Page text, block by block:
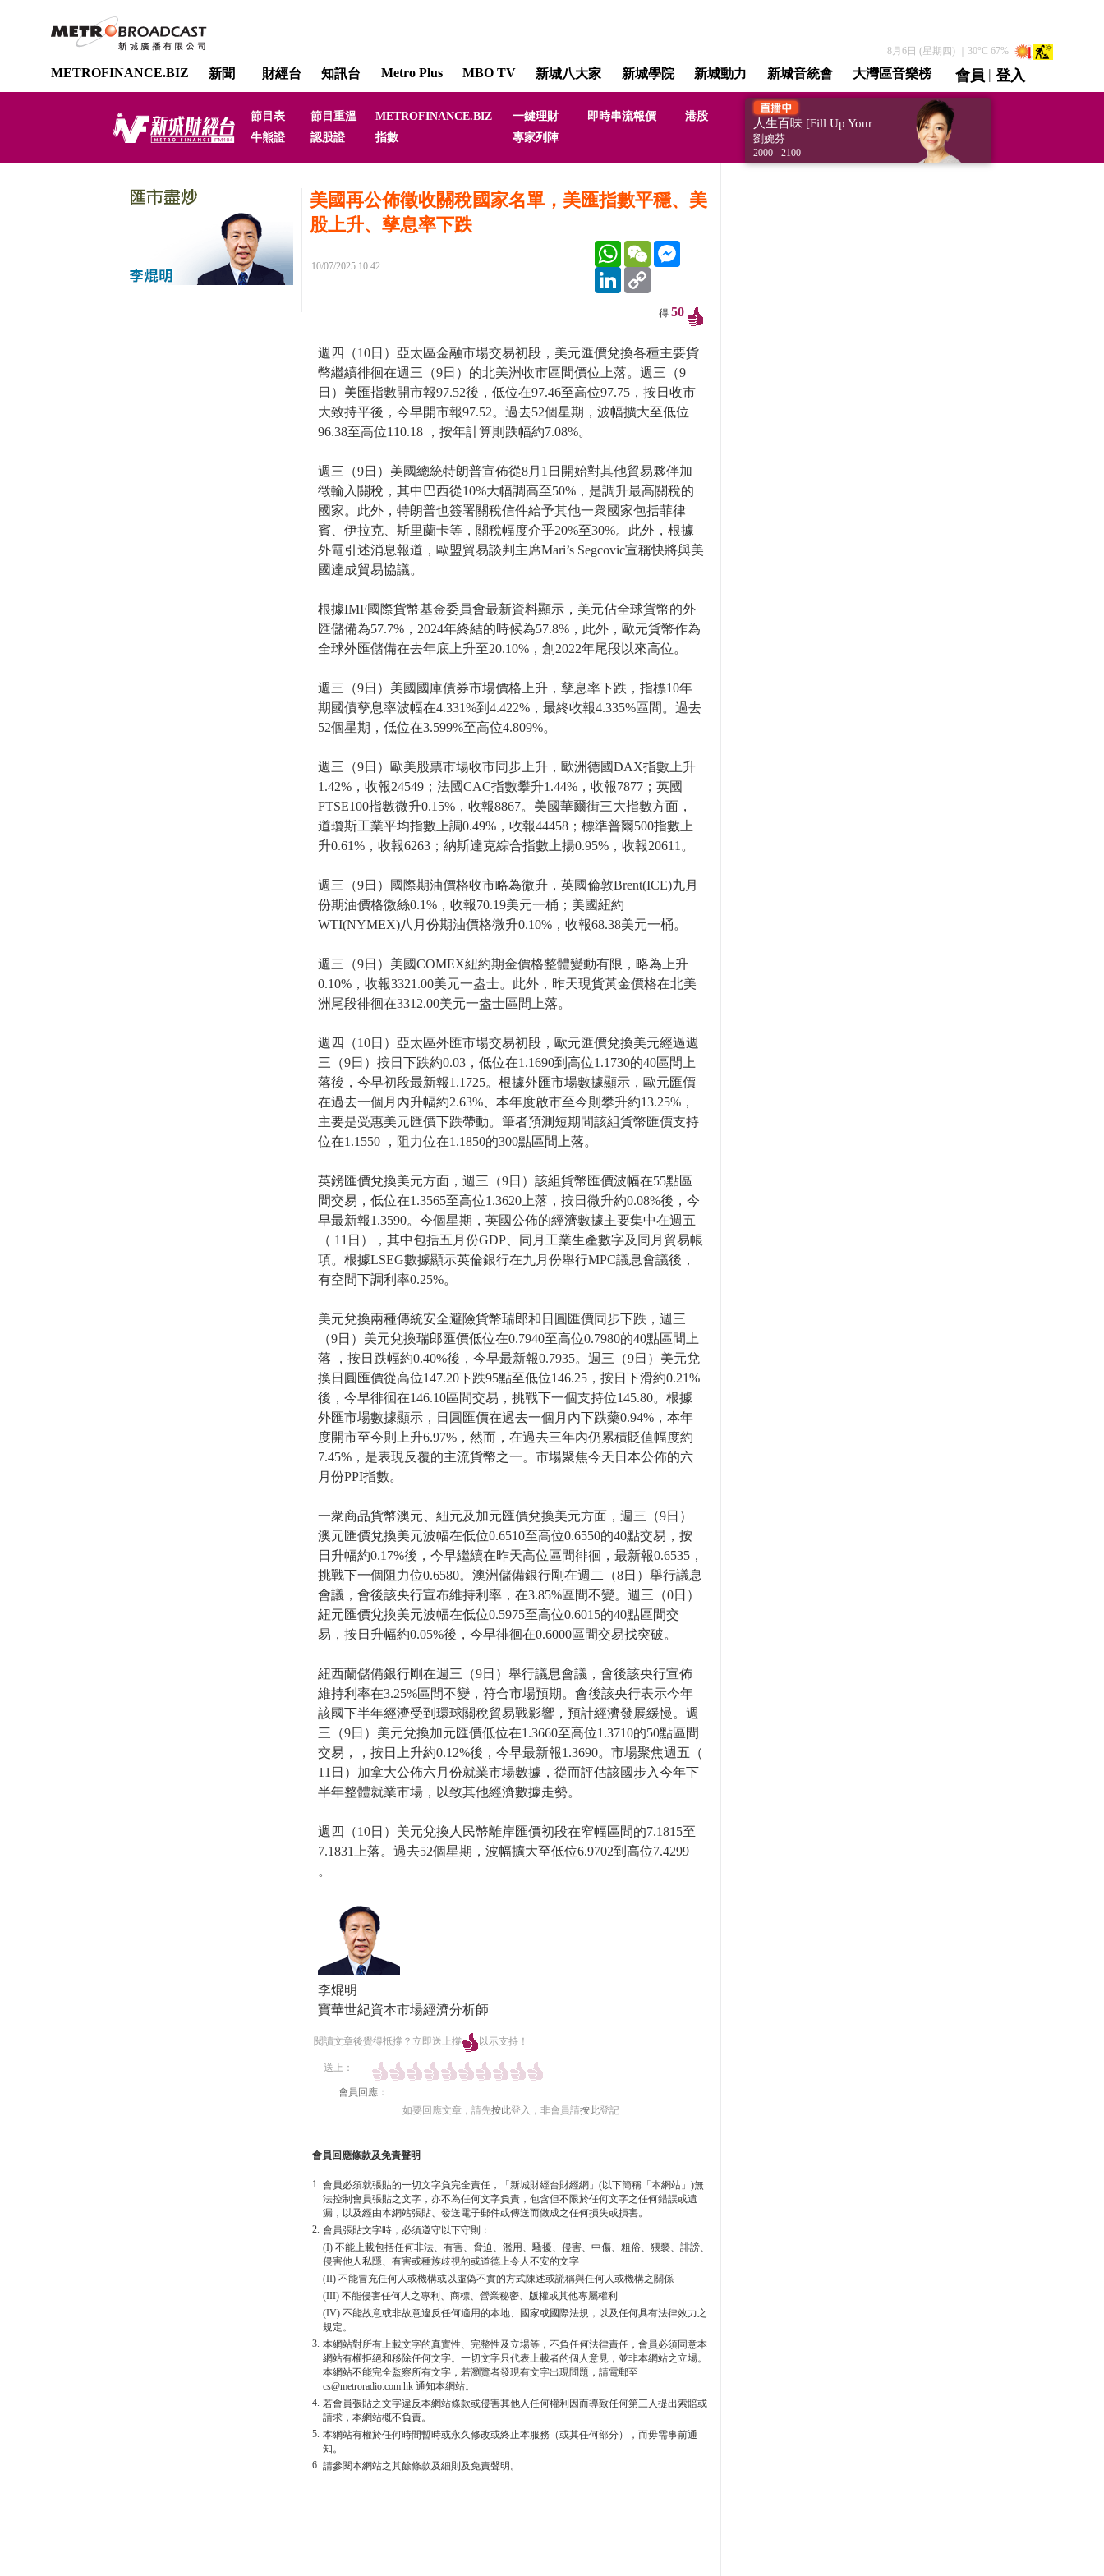
8月6日 (星期四) ｜ 30°C 67%
METROFINANCE.BIZ 新聞 財經台 知訊台 Metro Plus MBO TV 新城八大家 新城學院 新城動力 新城音統會 大灣區音樂榜 會員 | 登入
直播 / 重溫
節目表 節目重溫 METROFINANCE.BIZ 一鍵理財 即時串流報價
港股
牛熊證
認股證 指數 專家列陣
人生百味 [Fill Up Your
Senses]
劉婉芬
2000 - 2100
美國再公佈徵收關稅國家名單，美匯指數平穩、美
股上升、孳息率下跌
10/07/2025 10:42
WhatsAppWeChat
LinkedIn
得 50
週四（10日）亞太區金融市場交易初段，美元匯價兌換各種主要貨
幣繼續徘徊在週三（9日）的北美洲收市區間價位上落。週三（9
日）美匯指數開市報97.52後，低位在97.46至高位97.75，按日收市
大致持平後，今早開市報97.52。過去52個星期，波幅擴大至低位
96.38至高位110.18 ，按年計算則跌幅約7.08%。
週三（9日）美國總統特朗普宣佈從8月1日開始對其他貿易夥伴加
徵輸入關稅，其中巴西從10%大幅調高至50%，是調升最高關稅的
國家。此外，特朗普也簽署關稅信件給予其他一衆國家包括菲律
賓、伊拉克、斯里蘭卡等，關稅幅度介乎20%至30%。此外，根據
外電引述消息報道，歐盟貿易談判主席Mari’s Segcovic宣稱快將與美
國達成貿易協議。
根據IMF國際貨幣基金委員會最新資料顯示，美元佔全球貨幣的外
匯儲備為57.7%，2024年終結的時候為57.8%，此外，歐元貨幣作為
全球外匯儲備在去年底上升至20.10%，創2022年尾段以來高位。
週三（9日）美國國庫債券市場價格上升，孳息率下跌，指標10年
期國債孳息率波幅在4.331%到4.422%，最終收報4.335%區間。過去
52個星期，低位在3.599%至高位4.809%。
週三（9日）歐美股票市場收市同步上升，歐洲德國DAX指數上升
1.42%，收報24549；法國CAC指數攀升1.44%，收報7877；英國
FTSE100指數微升0.15%，收報8867。美國華爾街三大指數方面，
道瓊斯工業平均指數上調0.49%，收報44458；標準普爾500指數上
升0.61%，收報6263；納斯達克綜合指數上揚0.95%，收報20611。
週三（9日）國際期油價格收市略為微升，英國倫敦Brent(ICE)九月
份期油價格微絲0.1%，收報70.19美元一桶；美國紐約
WTI(NYMEX)八月份期油價格微升0.10%，收報68.38美元一桶。
週三（9日）美國COMEX紐約期金價格整體變動有限，略為上升
0.10%，收報3321.00美元一盎士。此外，昨天現貨黃金價格在北美
洲尾段徘徊在3312.00美元一盎士區間上落。
週四（10日）亞太區外匯市場交易初段，歐元匯價兌換美元經過週
三（9日）按日下跌約0.03，低位在1.1690到高位1.1730的40區間上
落後，今早初段最新報1.1725。根據外匯市場數據顯示，歐元匯價
在過去一個月內升幅約2.63%、本年度啟市至今則攀升約13.25%，
主要是受惠美元匯價下跌帶動。筆者預測短期間該組貨幣匯價支持
位在1.1550 ，阻力位在1.1850的300點區間上落。
英鎊匯價兌換美元方面，週三（9日）該組貨幣匯價波幅在55點區
間交易，低位在1.3565至高位1.3620上落，按日微升約0.08%後，今
早最新報1.3590。今個星期，英國公佈的經濟數據主要集中在週五
（ 11日），其中包括五月份GDP、同月工業生產數字及同月貿易帳
項。根據LSEG數據顯示英倫銀行在九月份舉行MPC議息會議後，
有空間下調利率0.25%。
美元兌換兩種傳統安全避險貨幣瑞郎和日圓匯價同步下跌，週三
（9日）美元兌換瑞郎匯價低位在0.7940至高位0.7980的40點區間上
落 ，按日跌幅約0.40%後，今早最新報0.7935。週三（9日）美元兌
換日圓匯價從高位147.20下跌95點至低位146.25，按日下滑約0.21%
後，今早徘徊在146.10區間交易，挑戰下一個支持位145.80。根據
外匯市場數據顯示，日圓匯價在過去一個月內下跌藥0.94%，本年
度開市至今則上升6.97%，然而，在過去三年內仍累積貶值幅度約
7.45%，是表現反覆的主流貨幣之一。市場聚焦今天日本公佈的六
月份PPI指數。
一衆商品貨幣澳元、紐元及加元匯價兌換美元方面，週三（9日）
澳元匯價兌換美元波幅在低位0.6510至高位0.6550的40點交易，按
日升幅約0.17%後，今早繼續在昨天高位區間徘徊，最新報0.6535，
挑戰下一個阻力位0.6580。澳洲儲備銀行剛在週二（8日）舉行議息
會議，會後該央行宣布維持利率，在3.85%區間不變。週三（0日）
紐元匯價兌換美元波幅在低位0.5975至高位0.6015的40點區間交
易，按日升幅約0.05%後，今早徘徊在0.6000區間交易找突破。
紐西蘭儲備銀行剛在週三（9日）舉行議息會議，會後該央行宣佈
維持利率在3.25%區間不變，符合市場預期。會後該央行表示今年
該國下半年經濟受到環球關稅貿易戰影響，預計經濟發展緩慢。週
三（9日）美元兌換加元匯價低位在1.3660至高位1.3710的50點區間
交易，，按日上升約0.12%後，今早最新報1.3690。市場聚焦週五（
11日）加拿大公佈六月份就業市場數據，從而評估該國步入今年下
半年整體就業市場，以致其他經濟數據走勢。
週四（10日）美元兌換人民幣離岸匯價初段在窄幅區間的7.1815至
7.1831上落。過去52個星期，波幅擴大至低位6.9702到高位7.4299
。
李焜明
寶華世紀資本市場經濟分析師
閱讀文章後覺得抵撐？立即送上撐 以示支持！
送上：
會員回應：
如要回應文章，請先按此登入，非會員請按此登記
會員回應條款及免責聲明
1. 會員必須就張貼的一切文字負完全責任，「新城財經台財經網」(以下簡稱「本網站」)無
法控制會員張貼之文字，亦不為任何文字負責，包含但不限於任何文字之任何錯誤或遺
漏，以及經由本網站張貼、發送電子郵件或傳送而做成之任何損失或損害。
2. 會員張貼文字時，必須遵守以下守則：
(I) 不能上載包括任何非法、有害、脅迫、濫用、騷擾、侵害、中傷、粗俗、猥褻、誹謗、
侵害他人私隱、有害或種族歧視的或道德上令人不安的文字
(II) 不能冒充任何人或機構或以虛偽不實的方式陳述或謊稱與任何人或機構之關係
(III) 不能侵害任何人之專利、商標、營業秘密、版權或其他專屬權利
(IV) 不能故意或非故意違反任何適用的本地、國家或國際法規，以及任何具有法律效力之
規定。
3. 本網站對所有上載文字的真實性、完整性及立場等，不負任何法律責任，會員必須同意本
網站有權拒絕和移除任何文字。一切文字只代表上載者的個人意見，並非本網站之立場。
本網站不能完全監察所有文字，若瀏覽者發現有文字出現問題，請電郵至
cs@metroradio.com.hk 通知本網站。
4. 若會員張貼之文字違反本網站條款或侵害其他人任何權利因而導致任何第三人提出索賠或
請求，本網站概不負責。
5. 本網站有權於任何時間暫時或永久修改或終止本服務（或其任何部分），而毋需事前通
知。
6. 請參閱本網站之其餘條款及細則及免責聲明。